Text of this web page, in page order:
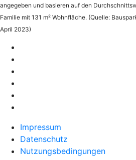
angegeben und basieren auf den
Familie mit 131 m² Wohnfläche. (Quelle:
April 2023)
Impressum
Datenschutz
Nutzungsbedingungen